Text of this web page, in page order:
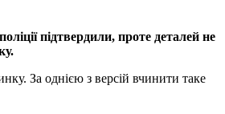
підтвердили, проте деталей не
За однією з версій вчинити таке